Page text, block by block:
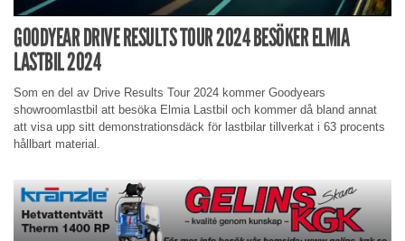
GOODYEAR DRIVE RESULTS TOUR 2024 BESÖKER ELMIA
LASTBIL 2024
Som en del av Drive Results Tour 2024 kommer Goodyears
showroomlastbil att besöka Elmia Lastbil och kommer då bland annat
att visa upp sitt demonstrationsdäck för lastbilar tillverkat i 63 procents
hållbart material.